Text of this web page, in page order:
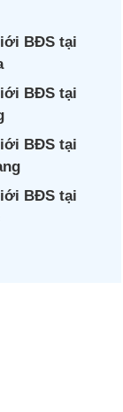
BĐS tại
BĐS tại
BĐS tại
BĐS tại